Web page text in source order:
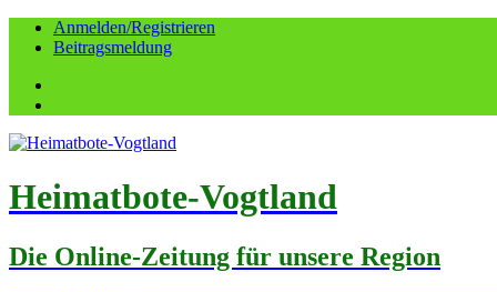
Anmelden/Registrieren
Beitragsmeldung
Heimatbote-Vogtland
Die Online-Zeitung für unsere Region